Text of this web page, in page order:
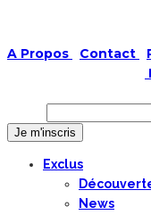
A Propos Contact
Exclus
News